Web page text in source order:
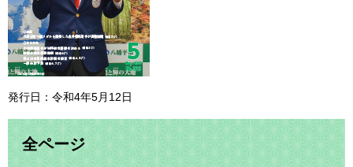
発行日：令和4年5月12日
全ページ